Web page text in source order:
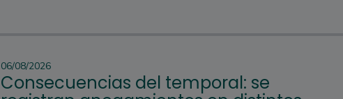
06/08/2026
Consecuencias del temporal: se